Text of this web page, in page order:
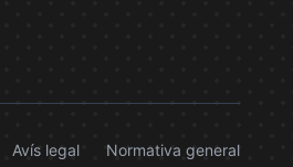
Avís legal Normativa general